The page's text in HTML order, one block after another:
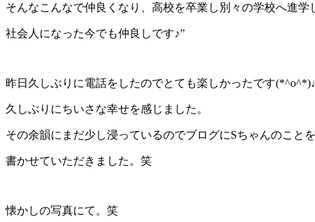
そんなこんなで仲良くなり、高校を卒業し別々の学校へ進学
社会人になった今でも仲良しです♪”
昨日久しぶりに電話をしたのでとても楽しかったです
久しぶりにちいさな幸せを感じました。
その余韻にまだ少し浸っているのでブログにSちゃんのことを
書かせていただきました。笑
懐かしの写真にて。笑